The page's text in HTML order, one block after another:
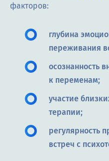
факторов:
глубина
переживания
осознанность
к переменам;
участие
терапии;
регулярность
встреч с